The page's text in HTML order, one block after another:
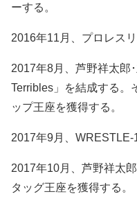
ーする。
2016年11月、プロレス
2017年8月、芦野祥太郎
Terribles」を結成する。
ップ王座を獲得する。
2017年9月、WRESTLE-
2017年10月、芦野祥太
タッグ王座を獲得する。